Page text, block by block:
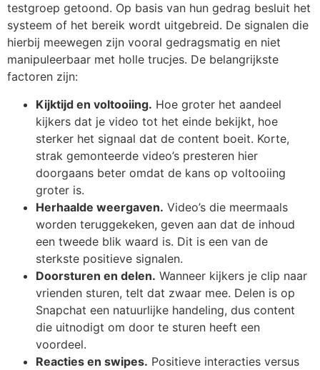
testgroep getoond. Op basis van hun gedrag besluit het
systeem of het bereik wordt uitgebreid. De signalen die
hierbij meewegen zijn vooral gedragsmatig en niet
manipuleerbaar met holle trucjes. De belangrijkste
factoren zijn:
Kijktijd en voltooiing. Hoe groter het aandeel
kijkers dat je video tot het einde bekijkt, hoe
sterker het signaal dat de content boeit. Korte,
strak gemonteerde video’s presteren hier
doorgaans beter omdat de kans op voltooiing
groter is.
Herhaalde weergaven. Video’s die meermaals
worden teruggekeken, geven aan dat de inhoud
een tweede blik waard is. Dit is een van de
sterkste positieve signalen.
Doorsturen en delen. Wanneer kijkers je clip naar
vrienden sturen, telt dat zwaar mee. Delen is op
Snapchat een natuurlijke handeling, dus content
die uitnodigt om door te sturen heeft een
voordeel.
Reacties en swipes. Positieve interacties versus